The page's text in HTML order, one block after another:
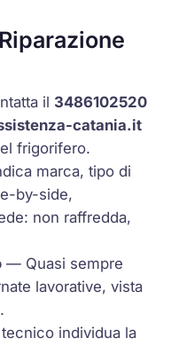
il 3486102520
catania.it
frigorifero.
marca, tipo di
by-side,
non raffredda,
— Quasi sempre
lavorative, vista
individua la